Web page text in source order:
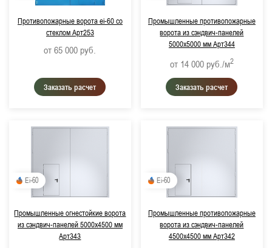
Противопожарные ворота ei-60 со
стеклом Арт253
от 65 000 руб.
Заказать расчет
Промышленные противопожарные
ворота из сэндвич-панелей
5000х5000 мм Арт344
от 14 000 руб./м2
Заказать расчет
Ei-60
Промышленные огнестойкие ворота
из сэндвич-панелей 5000х4500 мм
Арт343
Ei-60
Промышленные противопожарные
ворота из сэндвич-панелей
4500х4500 мм Арт342